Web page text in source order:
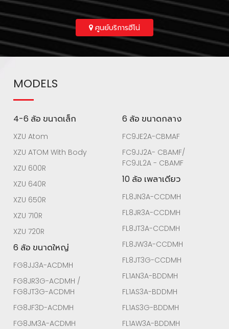
ศูนย์บริการฮีโน่
MODELS
4-6 ล้อ ขนาดเล็ก
XZU Atom
XZU ATOM With Body
XZU 600R
XZU 640R
XZU 650R
XZU 710R
XZU 720R
6 ล้อ ขนาดใหญ่
FG8JJ3A-ACDMH
FG8JR3G-ACDMH /
FG8JT3G-ACDMH
FG8JF3D-ACDMH
FG8JM3A-ACDMH
6 ล้อ ขนาดกลาง
FC9JE2A-CBMAF
FC9JJ2A- CBAMF/
FC9JL2A - CBAMF
10 ล้อ เพลาเดียว
FL8JN3A-CCDMH
FL8JR3A-CCDMH
FL8JT3A-CCDMH
FL8JW3A-CCDMH
FL8JT3G-CCDMH
FL1AN3A-BDDMH
FL1AS3A-BDDMH
FL1AS3G-BDDMH
FL1AW3A-BDDMH